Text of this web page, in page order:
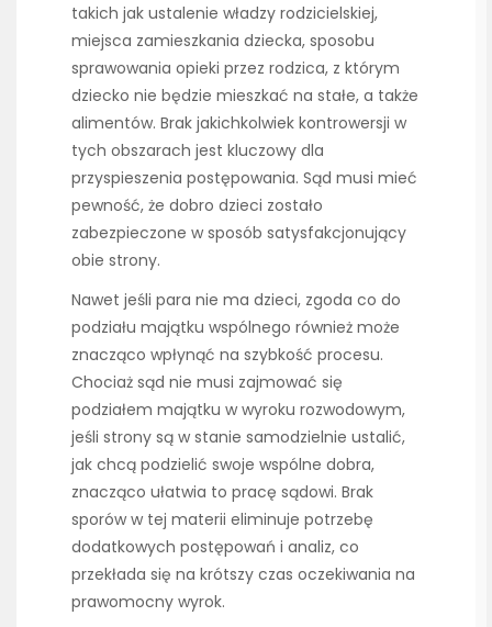
takich jak ustalenie władzy rodzicielskiej,
miejsca zamieszkania dziecka, sposobu
sprawowania opieki przez rodzica, z którym
dziecko nie będzie mieszkać na stałe, a także
alimentów. Brak jakichkolwiek kontrowersji w
tych obszarach jest kluczowy dla
przyspieszenia postępowania. Sąd musi mieć
pewność, że dobro dzieci zostało
zabezpieczone w sposób satysfakcjonujący
obie strony.
Nawet jeśli para nie ma dzieci, zgoda co do
podziału majątku wspólnego również może
znacząco wpłynąć na szybkość procesu.
Chociaż sąd nie musi zajmować się
podziałem majątku w wyroku rozwodowym,
jeśli strony są w stanie samodzielnie ustalić,
jak chcą podzielić swoje wspólne dobra,
znacząco ułatwia to pracę sądowi. Brak
sporów w tej materii eliminuje potrzebę
dodatkowych postępowań i analiz, co
przekłada się na krótszy czas oczekiwania na
prawomocny wyrok.